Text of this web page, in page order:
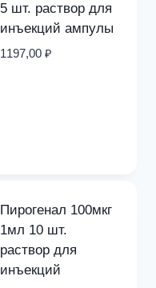
5 шт. раствор для
инъекций ампулы
1197,00 ₽
Пирогенал 100мкг
1мл 10 шт.
раствор для
инъекций